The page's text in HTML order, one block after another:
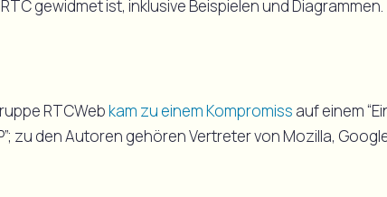
gewidmet ist, inklusive Beispielen und Diagrammen.
RTCWebkam zu einem Kompromiss auf einem
zu den Autoren gehören Vertreter von Mozilla,